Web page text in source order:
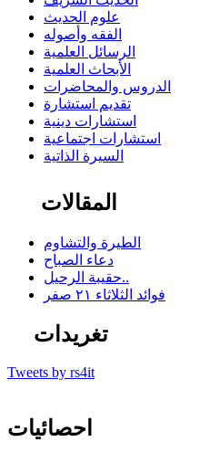
علوم الحديث
الفقه وأصوله
الرسائل العلمية
الأبحاث العلمية
الدروس والمحاضرات
تقديم استشارة
استشارات دينية
استشارات اجتماعية
السيرة الذاتية
المقالات
الطيرة والتشاوم
دعاء الصباح
حقيبة الرحيل..
فوائد الثلاثاء ٢١ صفر
تغريدات
Tweets by rs4it
احصائيات